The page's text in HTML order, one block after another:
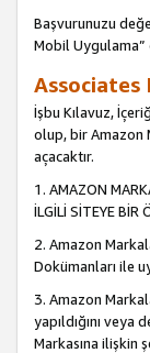
Başvurunuzu
Mobil
Associates
İşbu Kılavuz,
olup, bir Amazon
açacaktır.
1. AMAZON
İLGİLİ SİTEYE BİR
2. Amazon
Dokümanları ile
3. Amazon
yapıldığını
Markasına ilişkin